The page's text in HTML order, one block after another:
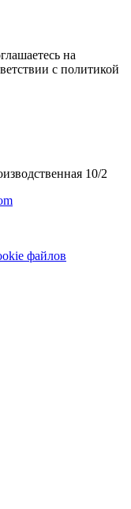
на
с политикой
10/2
файлов